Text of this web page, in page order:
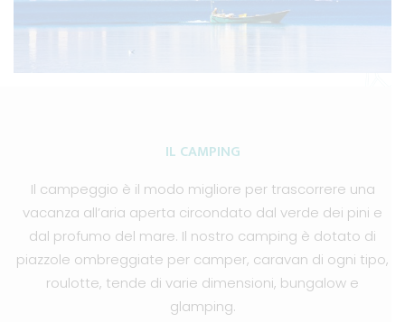
IL CAMPING
Il campeggio è il modo migliore per trascorrere una
vacanza all’aria aperta circondato dal verde dei pini e
dal profumo del mare. Il nostro camping è dotato di
piazzole ombreggiate per camper, caravan di ogni tipo,
roulotte, tende di varie dimensioni, bungalow e
glamping.